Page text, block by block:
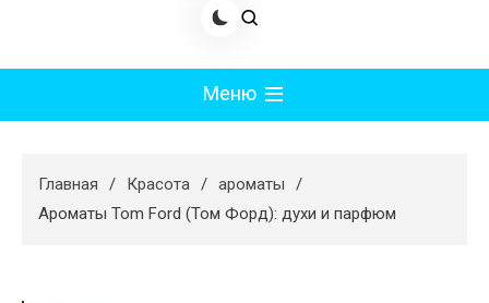
Меню
Худеем
Главная Красота
ароматы
Ароматы Tom Ford (Том Форд): духи и парфюм